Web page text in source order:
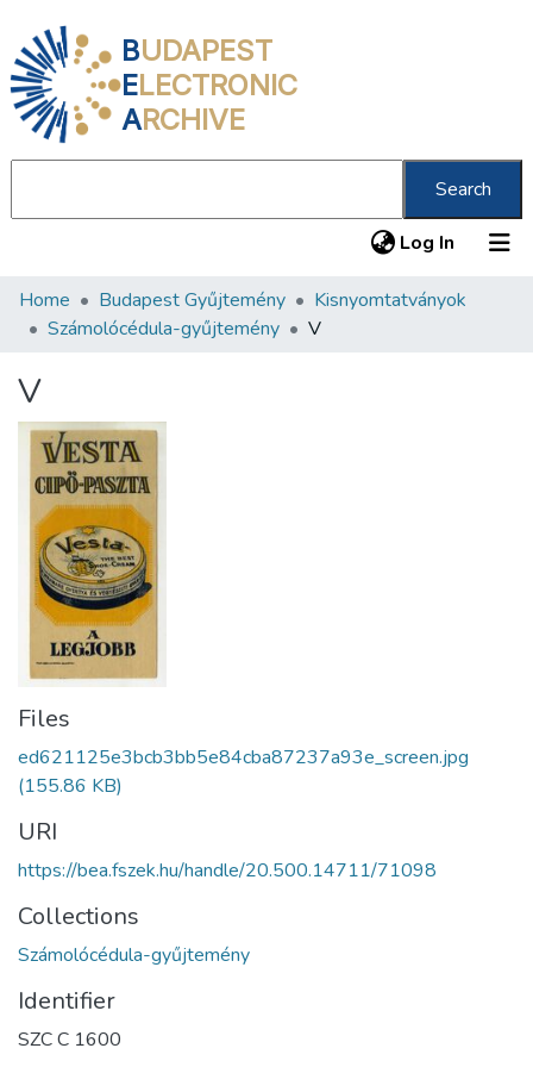
BUDAPEST
ELECTRONIC
ARCHIVE
Search
Log In (current)
Communities & Collections
Statistics
About us
Home Budapest Gyűjtemény
Kisnyomtatványok
Számolócédula-gyűjtemény
V
V
Files
ed621125e3bcb3bb5e84cba87237a93e_screen.jpg
(155.86 KB)
URI
https://bea.fszek.hu/handle/20.500.14711/71098
Collections
Számolócédula-gyűjtemény
Identifier
SZC C 1600